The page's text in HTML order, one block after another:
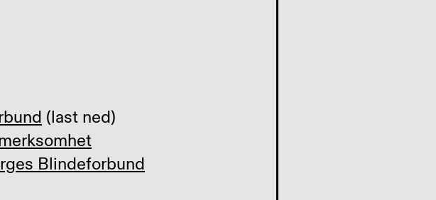
(last ned)
Blindeforbund